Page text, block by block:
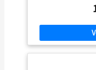
gel, de la neige et
créent un
l'eau, évitant ainsi
l'éclatement des
en permettant le
jeunes pousses au